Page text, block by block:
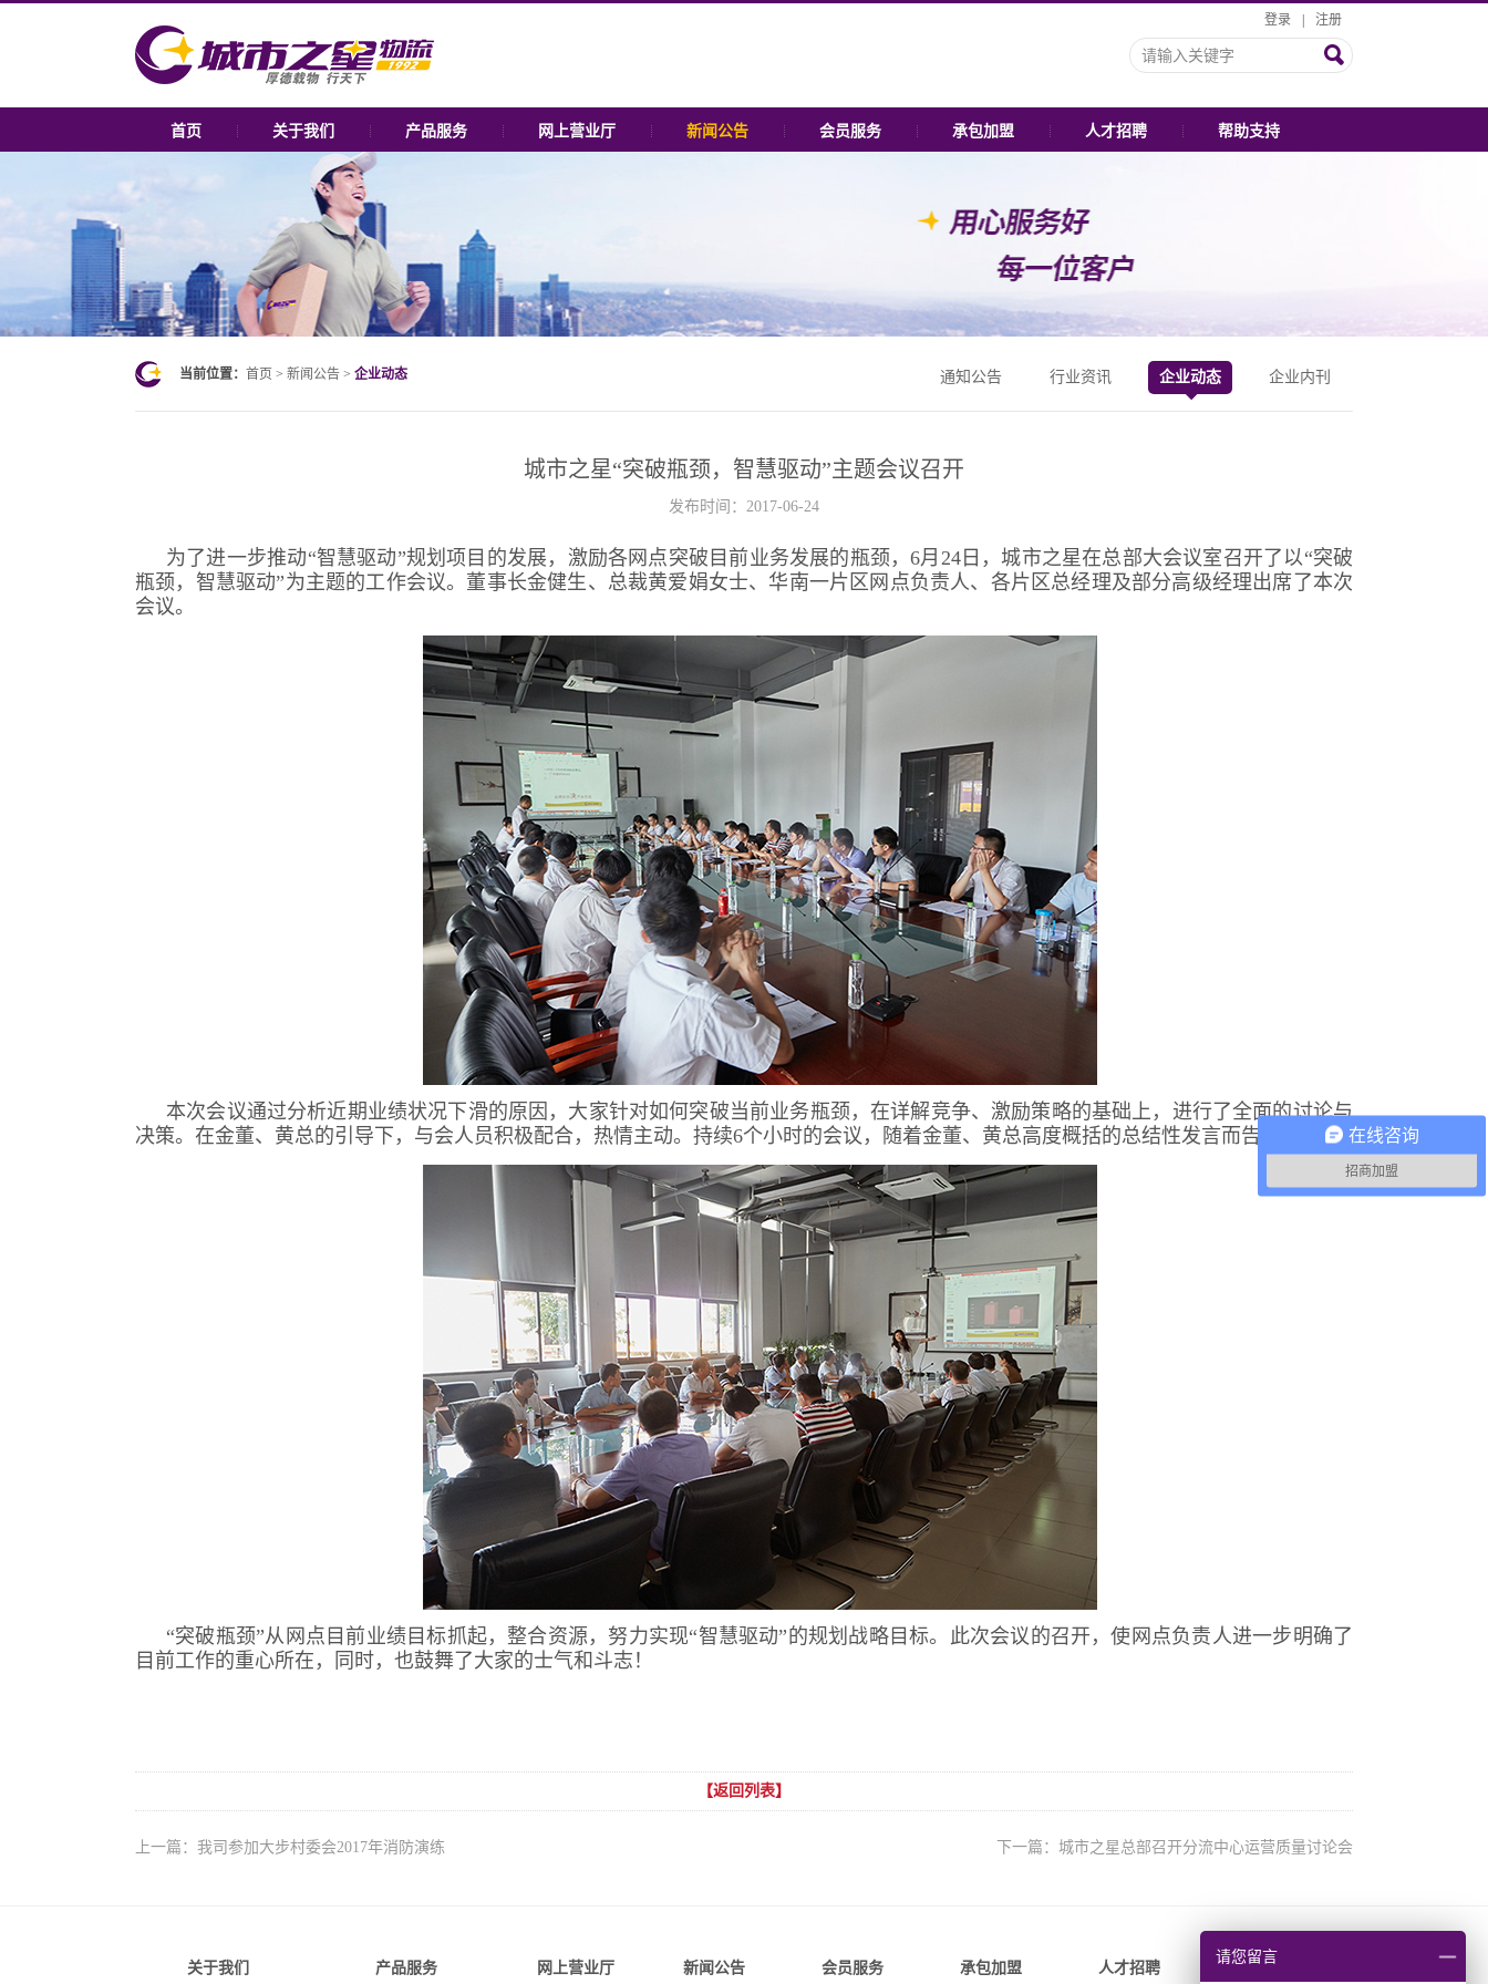
登录 注册
首页 关于我们 产品服务 网上营业厅 新闻公告 会员服务 承包加盟 人才招聘 帮助支持
当前位置： 首页 > 新闻公告 > 企业动态 通知公告 行业资讯 企业动态 企业内刊
城市之星“突破瓶颈，智慧驱动”主题会议召开
发布时间：2017-06-24
为了进一步推动“智慧驱动”规划项目的发展，激励各网点突破目前业务发展的瓶颈，6月24日，城市之星在总部大会议室召开了以“突破
瓶颈，智慧驱动”为主题的工作会议。董事长金健生、总裁黄爱娟女士、华南一片区网点负责人、各片区总经理及部分高级经理出席了本次
会议。
本次会议通过分析近期业绩状况下滑的原因，大家针对如何突破当前业务瓶颈，在详解竞争、激励策略的基础上，进行了全面的讨论与
决策。在金董、黄总的引导下，与会人员积极配合，热情主动。持续6个小时的会议，随着金董、黄总高度概括的总结性发言而告一段落。
“突破瓶颈”从网点目前业绩目标抓起，整合资源，努力实现“智慧驱动”的规划战略目标。此次会议的召开，使网点负责人进一步明确了
目前工作的重心所在，同时，也鼓舞了大家的士气和斗志！
【返回列表】
上一篇：我司参加大步村委会2017年消防演练 下一篇：城市之星总部召开分流中心运营质量讨论会
关于我们 产品服务 网上营业厅 新闻公告 会员服务 承包加盟 人才招聘 帮助支持
在线咨询
招商加盟
请您留言